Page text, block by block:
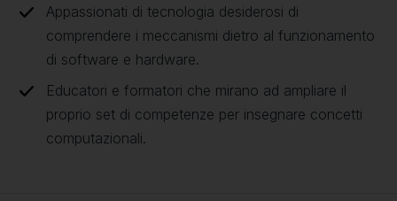
Appassionati di tecnologia desiderosi di
comprendere i meccanismi dietro al funzionamento
di software e hardware.
Educatori e formatori che mirano ad ampliare il
proprio set di competenze per insegnare concetti
computazionali.